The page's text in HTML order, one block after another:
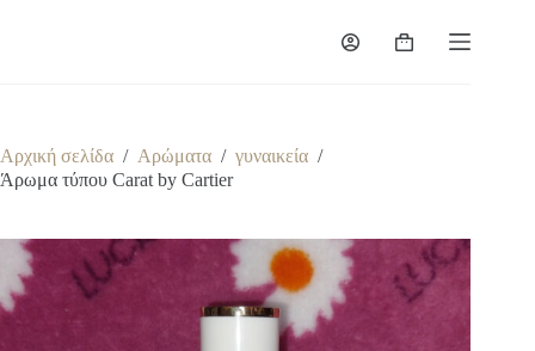
Καλάθι
Αρχική σελίδα / Αρώματα / γυναικεία /
Άρωμα τύπου Carat by Cartier